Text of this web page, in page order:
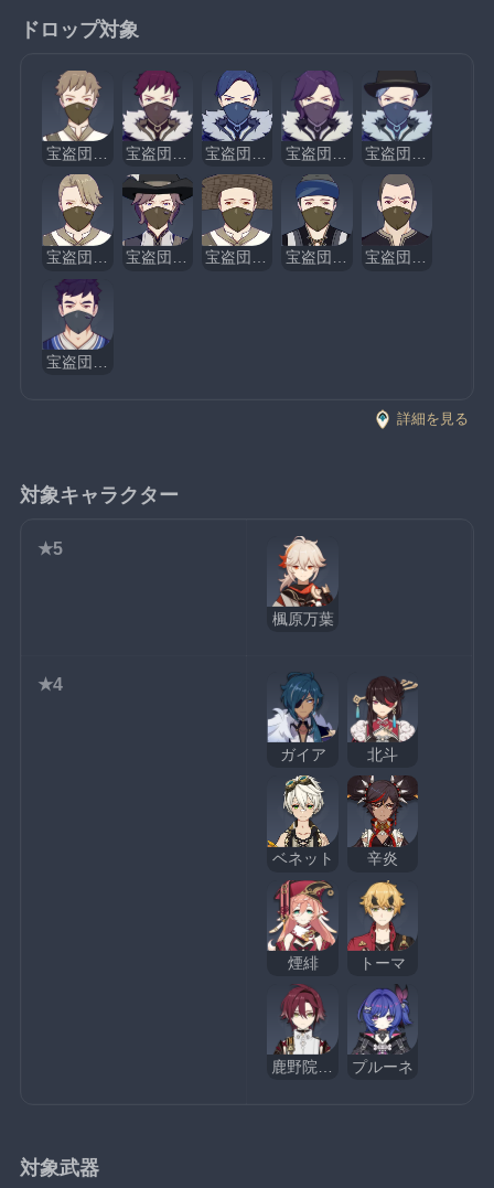
ドロップ対象
宝盗団・雑夫 宝盗団・弓使い 宝盗団・盗掘者 宝盗団・海の男児 宝盗団・拳術家
詳細を見る
対象キャラクター
★5
楓原万葉
★4
ガイア 北斗
ベネット 辛炎
煙緋 トーマ
プルーネ
対象武器